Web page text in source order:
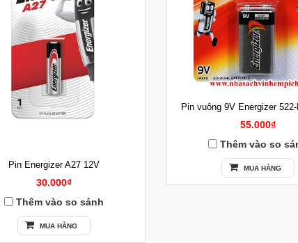
Pin Energizer A27 12V
30.000₫
Thêm vào so sánh
MUA HÀNG
Pin vuông 9V Energizer
55.000₫
Thêm vào so
MUA HÀNG